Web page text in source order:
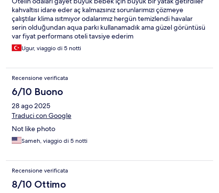
kahvaltısı idare eder aç kalmazsınız sorunlarımızı çözmeye
çalıştılar klima ısıtmıyor odalarımız hergün temizlendi havalar
serin olduğundan aqua parkı kullanamadık ama güzel görüntüsü
var fiyat performans oteli tavsiye ederim
Ugur, viaggio di 5 notti
Recensione verificata
6/10 Buono
28 ago 2025
Traduci con Google
Not like photo
Sameh, viaggio di 5 notti
Recensione verificata
8/10 Ottimo